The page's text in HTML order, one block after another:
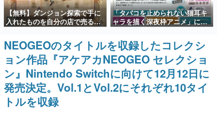
新世代に訊く
これからのデジタルゲーム市場を担う若きクリエイター達
の姿を追い、彼らのルーツと情熱を探っていきます。
ゲーム世代の作家たち
ゲームに多大な影響を受けた作家さんに取材し、ゲームが
日本のコンテンツ産業やカルチャーに与えた影響を探る企
画です。
日本モバイルゲーム産業史
日本のモバイルゲーム史における主要なトピック・タイト
ルを網羅するほか、開発者へのインタビューや識者による
解説を掲載。約20年の歴史が一望できる決定版！
【無料】ダンジョン探索で手に
入れたものを自分の店で売るゲ
ーム『Moonlighter』がSteam
にて無料配布中！続編
『Moonlighter 2』の9月2日正
式リリースを記念したキャンペ
ーン
「タバコを止められない猫耳キ
ャラを描く深夜枠アニメ」に視
聴者の一部から批判意見。違法
薬物の使用と思わしき描写も含
めて、BPOが議論を交わす
NEOGEOのタイトルを収録したコレクシ
ョン作品『アケアカNEOGEO セレクショ
ン』Nintendo Switchに向けて12月12日に
発売決定。Vol.1とVol.2にそれぞれ10タイ
トルを収録